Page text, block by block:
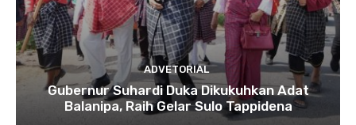
ADVETORIAL
Gubernur Suhardi Duka Dikukuhkan Adat
Balanipa, Raih Gelar Sulo Tappidena